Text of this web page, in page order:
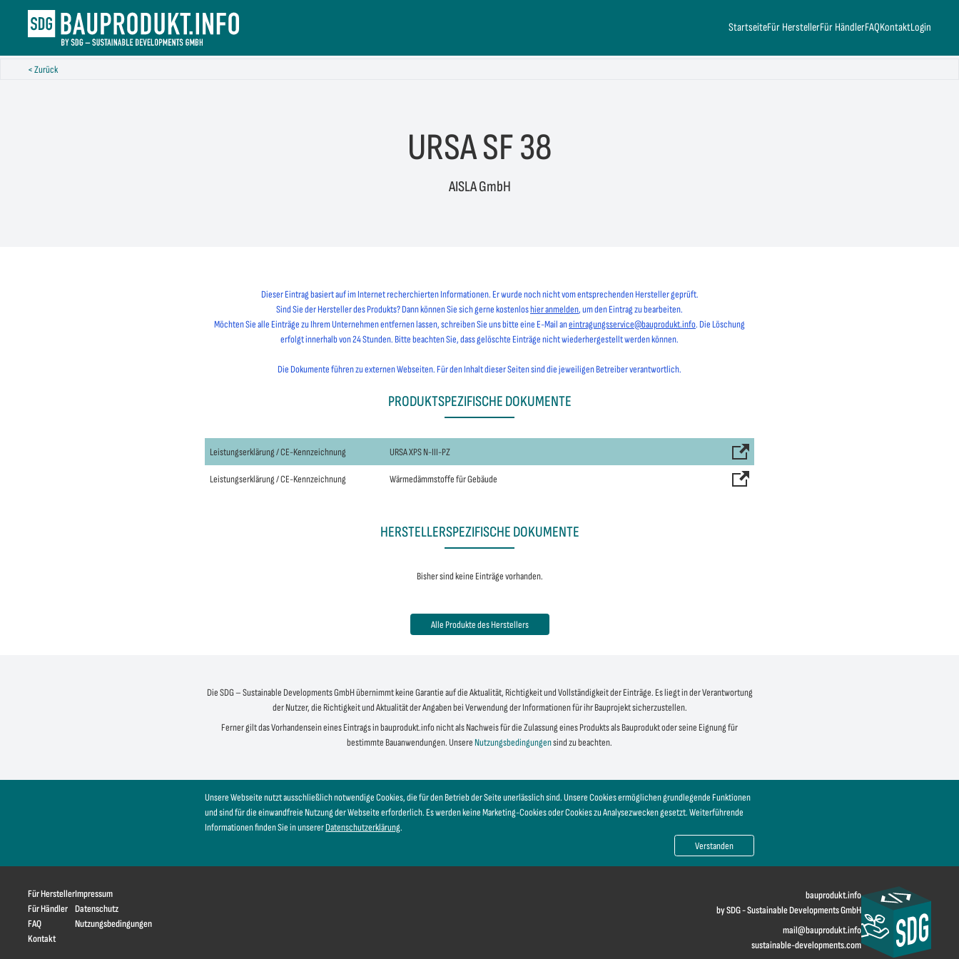
StartseiteFür HerstellerFür HändlerFAQKontaktLogin
< Zurück
URSA SF 38
AISLA GmbH
Dieser Eintrag basiert auf im Internet recherchierten Informationen. Er wurde noch nicht vom entsprechenden Hersteller geprüft.
Sind Sie der Hersteller des Produkts? Dann können Sie sich gerne kostenloshier anmelden, um den Eintrag zu bearbeiten.
Möchten Sie alle Einträge zu Ihrem Unternehmen entfernen lassen, schreiben Sie uns bitte eine E-Mail aneintragungsservice@bauprodukt.info. Die Löschung
erfolgt innerhalb von 24 Stunden. Bitte beachten Sie, dass gelöschte Einträge nicht wiederhergestellt werden können.
Die Dokumente führen zu externen Webseiten. Für den Inhalt dieser Seiten sind die jeweiligen Betreiber verantwortlich.
PRODUKTSPEZIFISCHE DOKUMENTE
Leistungserklärung / CE-Kennzeichnung URSA XPS N-III-PZ
Leistungserklärung / CE-Kennzeichnung Wärmedämmstoffe für Gebäude
HERSTELLERSPEZIFISCHE DOKUMENTE
Bisher sind keine Einträge vorhanden.
Alle Produkte des Herstellers
Die SDG – Sustainable Developments GmbH übernimmt keine Garantie auf die Aktualität, Richtigkeit und Vollständigkeit der Einträge. Es liegt in der Verantwortung
der Nutzer, die Richtigkeit und Aktualität der Angaben bei Verwendung der Informationen für ihr Bauprojekt sicherzustellen.
Ferner gilt das Vorhandensein eines Eintrags in bauprodukt.info nicht als Nachweis für die Zulassung eines Produkts als Bauprodukt oder seine Eignung für
bestimmte Bauanwendungen. Unsere Nutzungsbedingungensind zu beachten.
Unsere Webseite nutzt ausschließlich notwendige Cookies, die für den Betrieb der Seite unerlässlich sind. Unsere Cookies ermöglichen grundlegende Funktionen
und sind für die einwandfreie Nutzung der Webseite erforderlich. Es werden keine Marketing-Cookies oder Cookies zu Analysezwecken gesetzt. Weiterführende
Informationen finden Sie in unsererDatenschutzerklärung.
Verstanden
Für Hersteller
Für Händler
FAQ
Kontakt
Impressum
Datenschutz
Nutzungsbedingungen
bauprodukt.info
by SDG - Sustainable Developments GmbH
mail@bauprodukt.info
sustainable-developments.com